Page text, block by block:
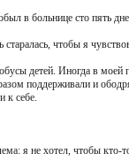
в больнице сто пять
чтобы я
детей. Иногда в моей
поддерживали и
к себе.
я не хотел, чтобы кто-